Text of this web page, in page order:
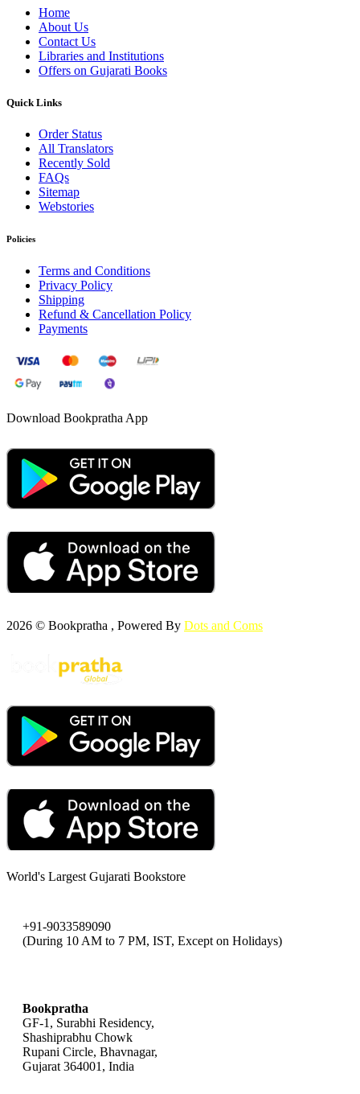
Home
About Us
Contact Us
Libraries and Institutions
Offers on Gujarati Books
Quick Links
Order Status
All Translators
Recently Sold
FAQs
Sitemap
Webstories
Policies
Terms and Conditions
Privacy Policy
Shipping
Refund & Cancellation Policy
Payments
Download Bookpratha App
2026 © Bookpratha , Powered By Dots and Coms
World's Largest Gujarati Bookstore
+91-9033589090
(During 10 AM to 7 PM, IST, Except on Holidays)
Bookpratha
GF-1, Surabhi Residency,
Shashiprabhu Chowk
Rupani Circle, Bhavnagar,
Gujarat 364001, India